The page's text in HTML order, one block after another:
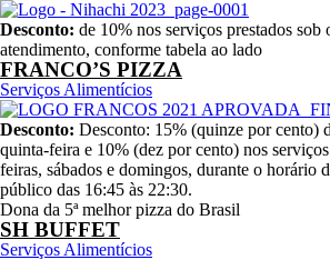
Desconto: de 10% nos serviços prestados sob
atendimento, conforme tabela ao lado
FRANCO’S PIZZA
Serviços Alimentícios
Desconto: Desconto: 15% (quinze por cento)
quinta-feira e 10% (dez por cento) nos
feiras, sábados e domingos, durante o horário
público das 16:45 às 22:30.
Dona da 5ª melhor pizza do Brasil
SH BUFFET
Serviços Alimentícios